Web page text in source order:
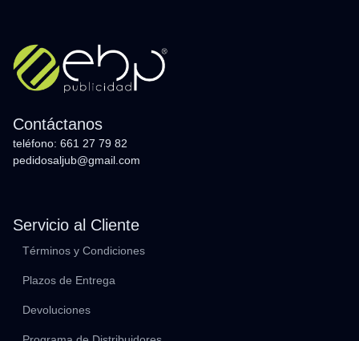
Contáctanos
teléfono: 661 27 79 82
pedidosaljub@gmail.com
Servicio al Cliente
Términos y Condiciones
Plazos de Entrega
Devoluciones